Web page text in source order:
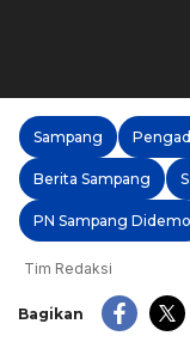
Sampang
Berita Sampang
PN Sampang Didemo
Tim Redaksi
Bagikan